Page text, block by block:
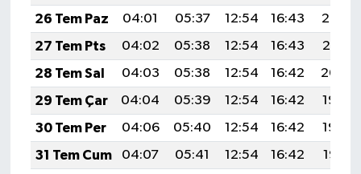
26 Tem Paz
04:01 05:37 12:54 16:43
20:02
27 Tem Pts
04:02 05:38 12:54 16:43
20:01
28 Tem Sal
04:03 05:38 12:54 16:42
20:00
29 Tem Çar
04:04 05:39 12:54 16:42
19:59
30 Tem Per
04:06 05:40 12:54 16:42
19:59
31 Tem Cum
04:07 05:41 12:54 16:42
19:58